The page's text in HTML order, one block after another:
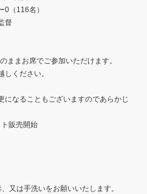
（116名）
督
ままお席でご参加いただけます。
ください。
になることもございますのであらかじ
販売開始
又は手洗いをお願いいたします。